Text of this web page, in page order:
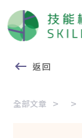
返回
全部文章